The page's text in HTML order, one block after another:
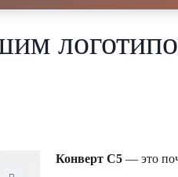
Конверт С5 — это